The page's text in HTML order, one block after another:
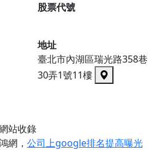
股票代號
地址
臺北市內湖區瑞光路358巷
30弄1號11樓
站收錄
網 ， 公司上google排名提高曝光